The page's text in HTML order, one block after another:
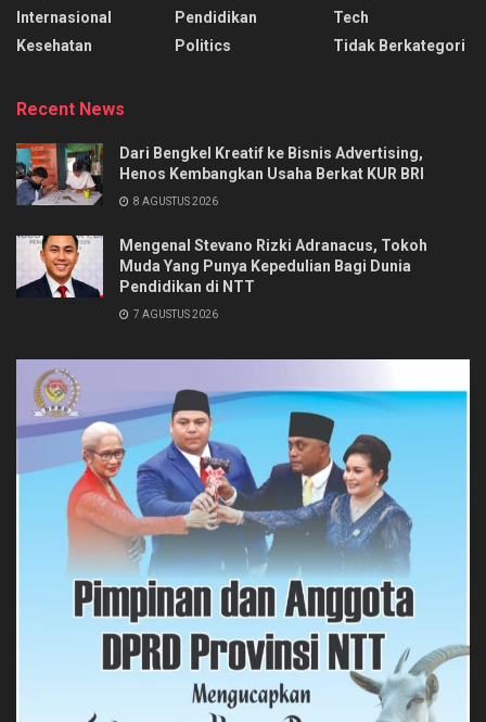
Internasional
Kesehatan
Pendidikan
Politics
Tech
Tidak Berkategori
Recent News
Dari Bengkel Kreatif ke Bisnis Advertising,
Henos Kembangkan Usaha Berkat KUR BRI
8 AGUSTUS 2026
Mengenal Stevano Rizki Adranacus, Tokoh
Muda Yang Punya Kepedulian Bagi Dunia
Pendidikan di NTT
7 AGUSTUS 2026